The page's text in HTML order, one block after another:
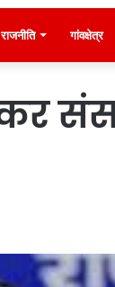
राजनीति गांवक्षेत्र